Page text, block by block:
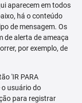
aparecem em todos
há o conteúdo
de mensagem. Os
de alerta de ameaça
por exemplo, de
'IR PARA
o usuário do
para registrar